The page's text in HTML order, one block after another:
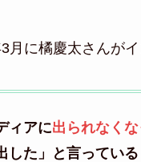
月に橘慶太さんが
ィアに出られなく
した」と言っている